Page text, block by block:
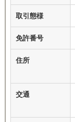
取引態様
免許番号
住所
交通